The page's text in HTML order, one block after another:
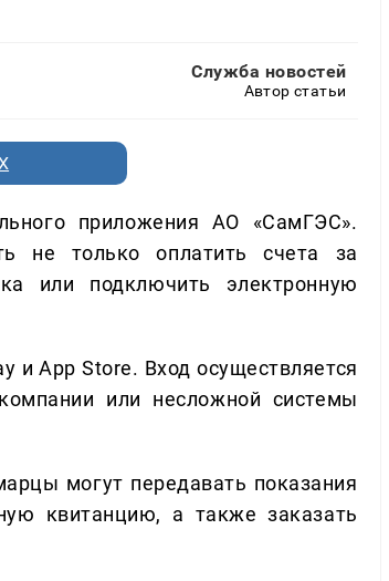
Служба новостей
Автор статьи
приложения АО «СамГЭС».
не только оплатить счета за
или подключить электронную
и App Store. Вход осуществляется
или несложной системы
могут передавать показания
квитанцию, а также заказать